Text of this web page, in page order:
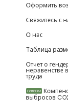
Оформить
Свяжитесь с
О нас
Таблица
Отчет о
неравенстве
труда
НОВИНКИ
выбросов